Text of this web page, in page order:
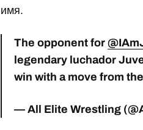
имя.
The opponent for
legendary luchador
win with a move from
— All Elite Wrestling